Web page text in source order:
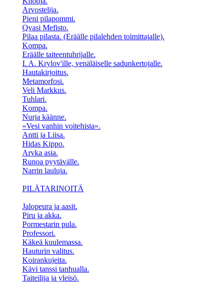
Arvostelija.
Pieni pilapommi.
Qvasi Mefisto.
Pilaa pilasta. (Eräälle pilalehden toimittajalle).
Kompa.
Eräälle taiteentuhrijalle.
I. A. Krylov'ille, venäläiselle sadunkertojalle.
Hautakirjoitus.
Metamorfosi.
Veli Markkus.
Tuhlari.
Kompa.
Nurja käänne.
»Vesi vanhin voitehista».
Antti ja Liisa.
Hidas Kippo.
Arvka asia.
Runoa pyytävälle.
Narrin lauluja.
PILÄTARINOITÄ
Jalopeura ja aasit.
Piru ja akka.
Pormestarin pula.
Professori.
Käkeä kuulemassa.
Hauturin valitus.
Koirankujeita.
Kävi tanssi tanhualla.
Taiteilija ja yleisö.